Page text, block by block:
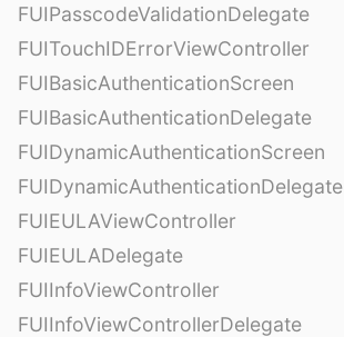
FUIPasscodeValidationDelegate
FUITouchIDErrorViewController
FUIBasicAuthenticationScreen
FUIBasicAuthenticationDelegate
FUIDynamicAuthenticationScreen
FUIDynamicAuthenticationDelegate
FUIEULAViewController
FUIEULADelegate
FUIInfoViewController
FUIInfoViewControllerDelegate